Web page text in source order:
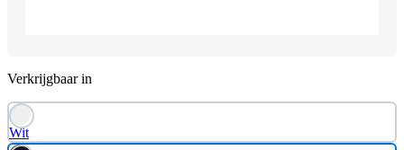
Verkrijgbaar in
Wit